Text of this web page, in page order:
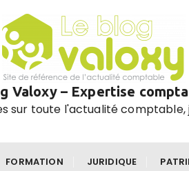
Valoxy – Expertise
sur toute l'actualité
FORMATION JURIDIQUE